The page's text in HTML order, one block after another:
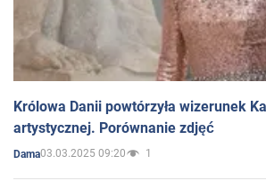
Królowa Danii powtórzyła wizerunek
artystycznej. Porównanie zdjęć
Dama03.03.2025 09:20 1